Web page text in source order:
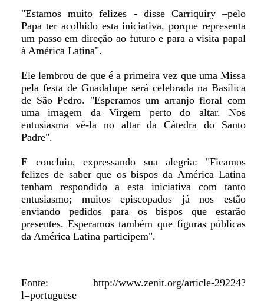
"Estamos muito felizes - disse Carriquiry –pelo
Papa ter acolhido esta iniciativa, porque representa
um passo em direção ao futuro e para a visita papal
à América Latina".
Ele lembrou de que é a primeira vez que uma Missa
pela festa de Guadalupe será celebrada na Basílica
de São Pedro. "Esperamos um arranjo floral com
uma imagem da Virgem perto do altar. Nos
entusiasma vê-la no altar da Cátedra do Santo
Padre".
E concluiu, expressando sua alegria: "Ficamos
felizes de saber que os bispos da América Latina
tenham respondido a esta iniciativa com tanto
entusiasmo; muitos episcopados já nos estão
enviando pedidos para os bispos que estarão
presentes. Esperamos também que figuras públicas
da América Latina participem".
Fonte: http://www.zenit.org/article-29224?
l=portuguese